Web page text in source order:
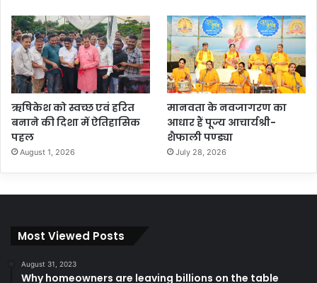
ऋषिकेश को स्वच्छ एवं हरित
बनाने की दिशा में ऐतिहासिक
पहल
August 1, 2026
मानवता के नवजागरण का
आधार हैं पूज्य आचार्यश्री-
शैफाली पण्ड्या
July 28, 2026
Most Viewed Posts
August 31, 2023
Why homeowners are leaving billions on the table